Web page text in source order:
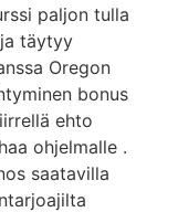
paljon tulla
täytyy
Oregon
bonus
ehto
ohjelmalle .
saatavilla